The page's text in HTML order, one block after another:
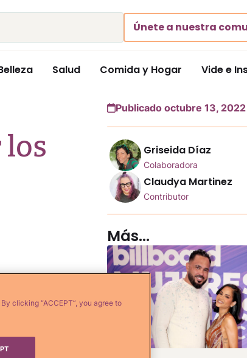
Únete a nuestra
Salud Comida y Hogar Vide e
los
sin
Publicado octubre 13, 2022
Griseida Díaz
Colaboradora
Claudya Martinez
Contributor
Más...
By clicking “ACCEPT”, you agree to